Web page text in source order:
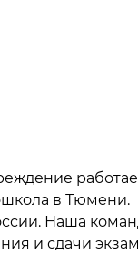
в Тюмени.
Наша
и сдачи